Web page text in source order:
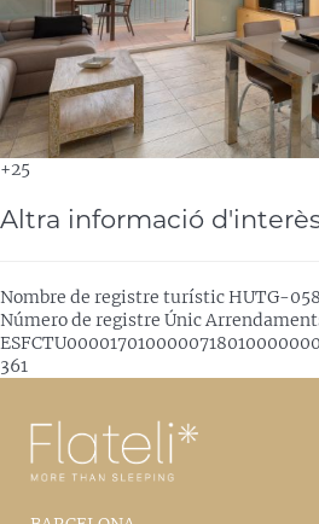
+25
Altra informació
Nombre de registre turísticHUTG-
Número de registre Únic
361